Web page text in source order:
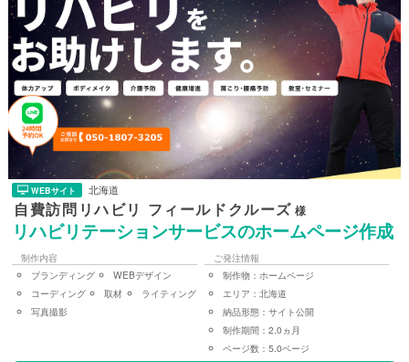
WEBサイト 北海道
自費訪問リハビリ フィールドクルーズ 様
リハビリテーションサービスのホームページ作成
制作内容
ブランディング
WEBデザイン
コーディング
取材
ライティング
写真撮影
ご発注情報
制作物： ホームページ
エリア：北海道
納品形態：サイト公開
制作期間：2.0ヵ月
ページ数：5.0ページ